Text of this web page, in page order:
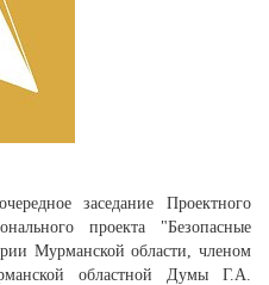
заседание Проектного
проекта "Безопасные
Мурманской области, членом
областной Думы Г.А.